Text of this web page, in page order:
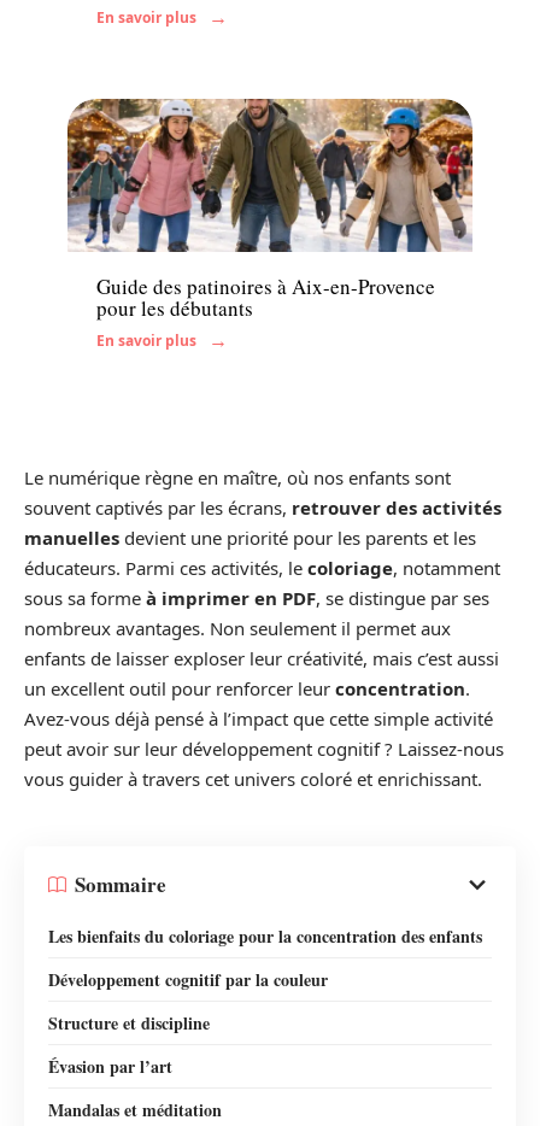
En savoir plus
Famille
Guide des patinoires à Aix-en-Provence
pour les débutants
En savoir plus
Le numérique règne en maître, où nos enfants sont
souvent captivés par les écrans, retrouver des activités
manuelles devient une priorité pour les parents et les
éducateurs. Parmi ces activités, le coloriage, notamment
sous sa forme à imprimer en PDF, se distingue par ses
nombreux avantages. Non seulement il permet aux
enfants de laisser exploser leur créativité, mais c’est aussi
un excellent outil pour renforcer leur concentration.
Avez-vous déjà pensé à l’impact que cette simple activité
peut avoir sur leur développement cognitif ? Laissez-nous
vous guider à travers cet univers coloré et enrichissant.
Sommaire
Les bienfaits du coloriage pour la concentration des enfants
Développement cognitif par la couleur
Structure et discipline
Évasion par l’art
Mandalas et méditation